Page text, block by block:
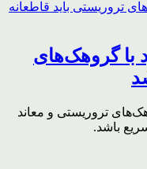
با گروهک‌های
تروریستی و معاند
باشد.